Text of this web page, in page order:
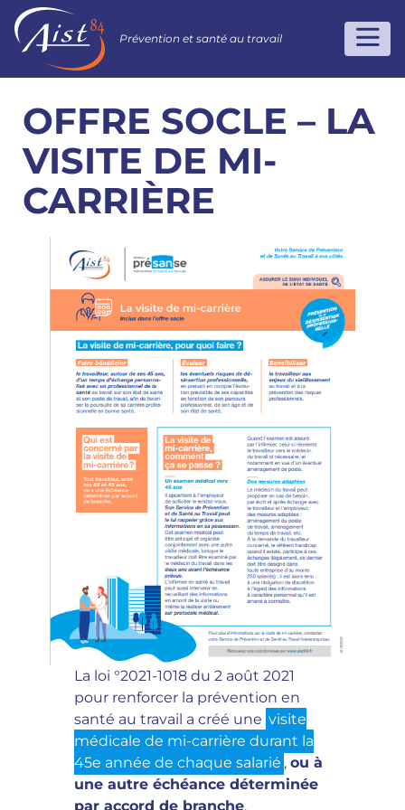
Prévention et santé au travail
OFFRE SOCLE – LA
VISITE DE MI-
CARRIÈRE
La loi °2021-1018 du 2 août 2021
pour renforcer la prévention en
santé au travail a créé une visite
médicale de mi-carrière durant la
45e année de chaque salarié ,ou à
une autre échéance déterminée
par accord de branche.